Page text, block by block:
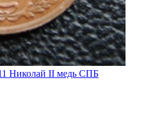
Николай II медь СПБ